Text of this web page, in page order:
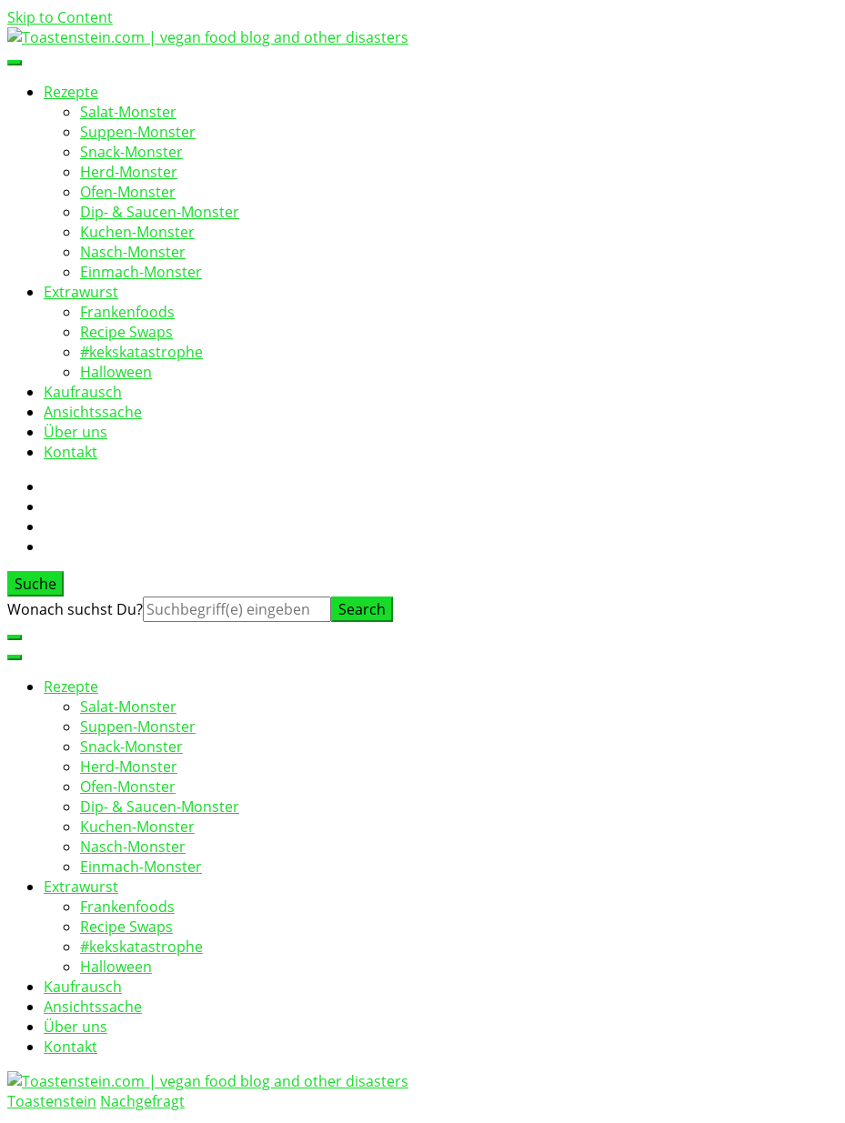
Skip to Content
Toastenstein.com
vegan food blog
Rezepte
Salat-Monster
Suppen-Monster
Snack-Monster
Herd-Monster
Ofen-Monster
Dip- & Saucen-Monster
Kuchen-Monster
Nasch-Monster
Einmach-Monster
Extrawurst
Frankenfoods
Recipe Swaps
#kekskatastrophe
Halloween
Kaufrausch
Ansichtssache
Über uns
Kontakt
Suche
Suche
Wonach suchst Du?
Rezepte
Salat-Monster
Suppen-Monster
Snack-Monster
Herd-Monster
Ofen-Monster
Dip- & Saucen-Monster
Kuchen-Monster
Nasch-Monster
Einmach-Monster
Extrawurst
Frankenfoods
Recipe Swaps
#kekskatastrophe
Halloween
Kaufrausch
Ansichtssache
Über uns
Kontakt
Toastenstein Nachgefragt